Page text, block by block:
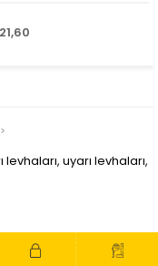
>
uyarı levhaları,